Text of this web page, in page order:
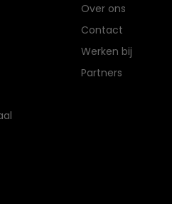
Over ons
Contact
Werken bij
Partners